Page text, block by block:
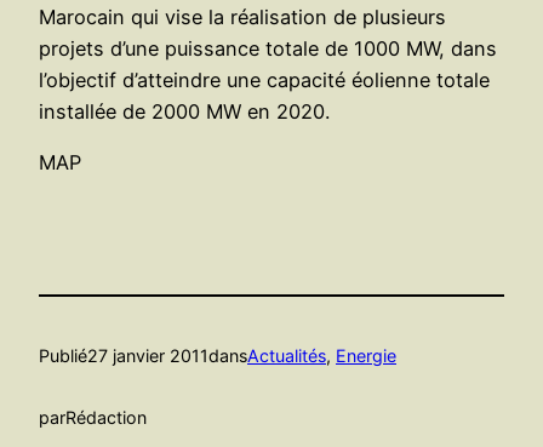
Marocain qui vise la réalisation de plusieurs
projets d’une puissance totale de 1000 MW, dans
l’objectif d’atteindre une capacité éolienne totale
installée de 2000 MW en 2020.
MAP
Publié27 janvier 2011dansActualités, Energie
parRédaction